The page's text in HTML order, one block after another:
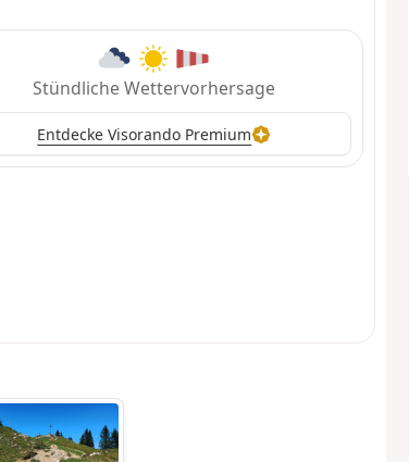
Stündliche Wettervorhersage
Entdecke Visorando Premium